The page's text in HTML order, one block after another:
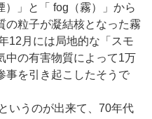
）」と「 fog（霧）」から
の粒子が凝結核となった霧
12月には局地的な「スモ
中の有害物質によって1万
事を引き起こしたそうで
いうのが出来て、70年代